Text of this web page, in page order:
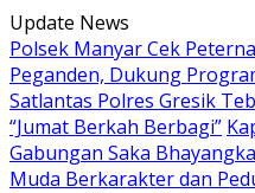
Langsung
ke
konten
Update News
Polsek Manyar Cek
Peganden, Dukung
Satlantas Polres Gresik
“Jumat Berkah Berbagi”
Gabungan Saka
Muda Berkarakter dan